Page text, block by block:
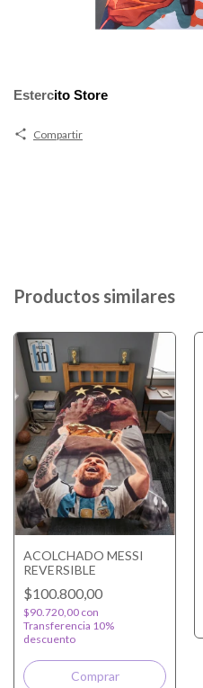
Estercito Store
Compartir
Productos similares
ACOLCHADO MESSI
REVERSIBLE
$100.800,00
$90.720,00 con
Transferencia 10%
descuento